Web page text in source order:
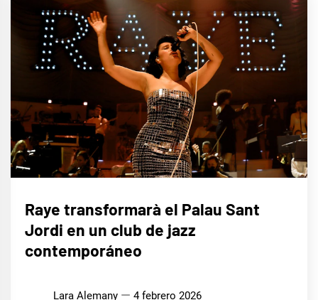
Raye transformarà el Palau Sant
Jordi en un club de jazz
contemporáneo
Lara Alemany 4 febrero 2026